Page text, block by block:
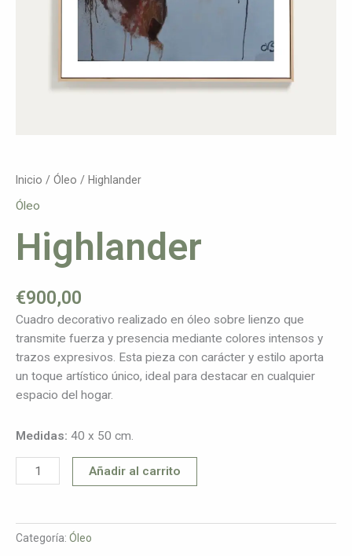
Inicio / Óleo / Highlander
Óleo
Highlander
€900,00
Cuadro decorativo realizado en óleo sobre lienzo que
transmite fuerza y presencia mediante colores intensos y
trazos expresivos. Esta pieza con carácter y estilo aporta
un toque artístico único, ideal para destacar en cualquier
espacio del hogar.
Medidas: 40 x 50 cm.
Añadir al carrito
Categoría: Óleo